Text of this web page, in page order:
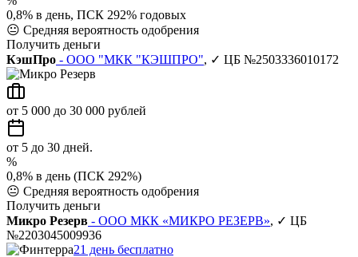
0,8% в день, ПСК 292% годовых
😐 Средняя вероятность одобрения
Получить деньги
КэшПро - ООО "МКК "КЭШПРО", ✓ ЦБ №2503336010172
от 5 000 до 30 000 рублей
от 5 до 30 дней.
%
0,8% в день (ПСК 292%)
😐 Средняя вероятность одобрения
Получить деньги
Микро Резерв - ООО МКК «МИКРО РЕЗЕРВ», ✓ ЦБ
№2203045009936
21 день бесплатно